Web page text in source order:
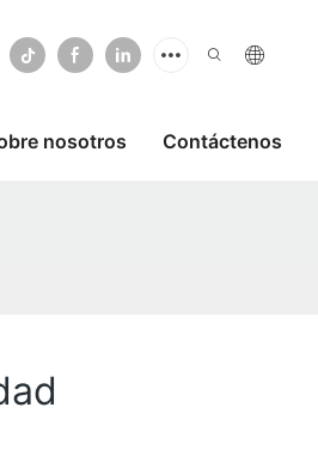
nosotros Contáctenos